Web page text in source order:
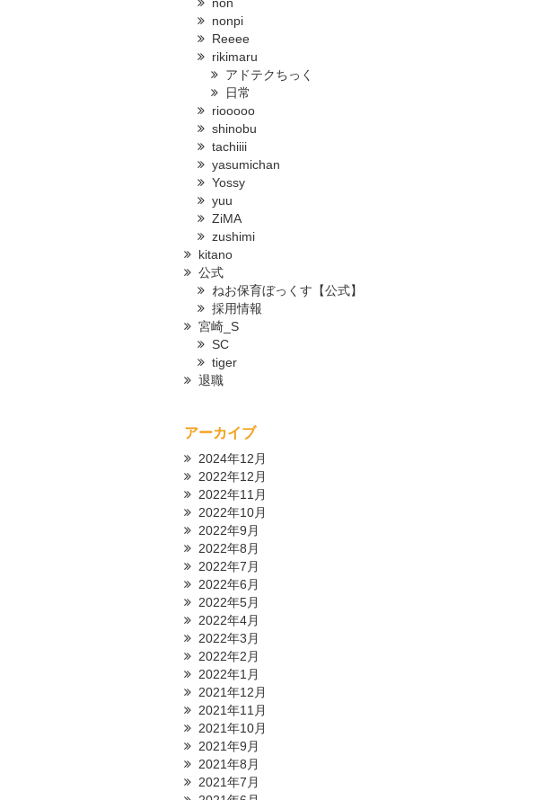
nonpi
Reeee
rikimaru
アドテクちっく
日常
riooooo
shinobu
tachiiii
yasumichan
Yossy
yuu
ZiMA
zushimi
kitano
公式
ねお保育ぼっくす【公式】
採用情報
宮崎_S
SC
tiger
退職
アーカイブ
2024年12月
2022年12月
2022年11月
2022年10月
2022年9月
2022年8月
2022年7月
2022年6月
2022年5月
2022年4月
2022年3月
2022年2月
2022年1月
2021年12月
2021年11月
2021年10月
2021年9月
2021年8月
2021年7月